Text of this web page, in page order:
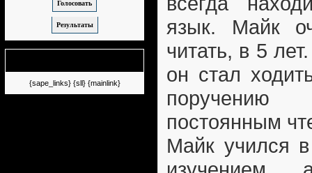
{sape_links} {sll} {mainlink}
язык. Майк
читать, в 5
он стал
поручению
постоянным
Майк учился